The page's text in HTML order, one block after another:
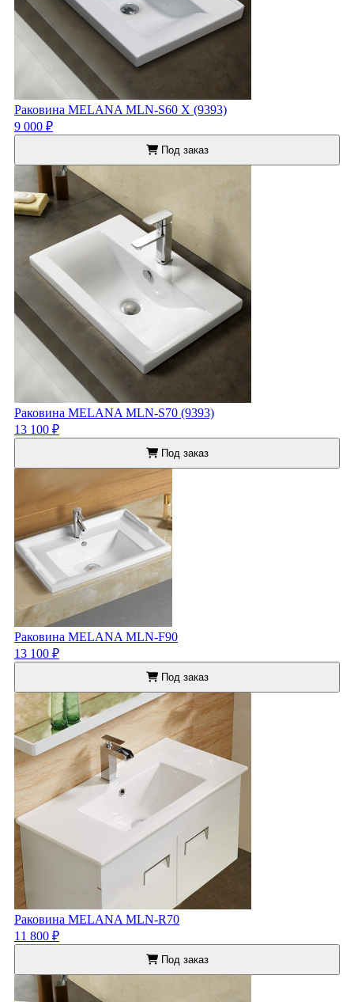
Раковина MELANA MLN-S60 Х (9393)
9 000 ₽
Под заказ
Раковина MELANA MLN-S70 (9393)
13 100 ₽
Под заказ
Раковина MELANA MLN-F90
13 100 ₽
Под заказ
Раковина MELANA MLN-R70
11 800 ₽
Под заказ